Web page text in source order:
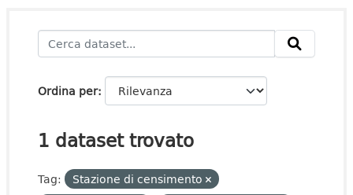
Ordina per
1 dataset trovato
Tag:
Stazione di censimento